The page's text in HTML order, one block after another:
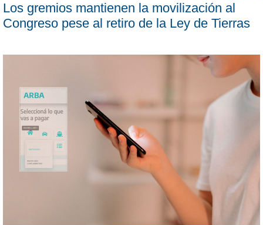
Los gremios mantienen la movilización al
Congreso pese al retiro de la Ley de Tierras